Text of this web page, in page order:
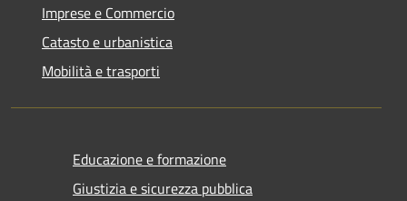
Imprese e Commercio
Catasto e urbanistica
Mobilità e trasporti
Educazione e formazione
Giustizia e sicurezza pubblica